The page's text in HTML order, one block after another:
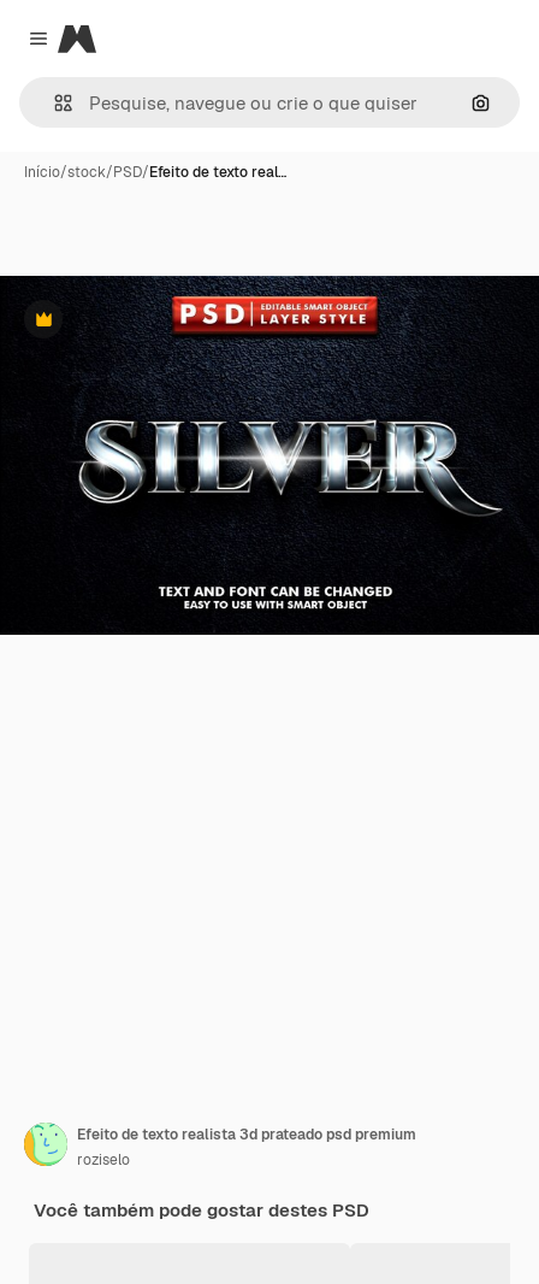
Close menu
Magnific
Início/stock/PSD/Efeito de texto real…
Premium
Efeito de texto realista 3d prateado psd premium
roziselo
Você também pode gostar destes PSD